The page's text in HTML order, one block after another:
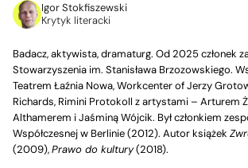
Igor Stokfiszewski
Krytyk literacki
Badacz, aktywista, dramaturg. Od 2025 członek
Stowarzyszenia im. Stanisława Brzozowskiego.
Teatrem Łaźnia Nowa, Workcenter of Jerzy
Richards, Rimini Protokoll z artystami – Arturem
Althamerem i Jaśminą Wójcik. Był członkiem
Współczesnej w Berlinie (2012). Autor książek
(2009),Prawo do kultury(2018).